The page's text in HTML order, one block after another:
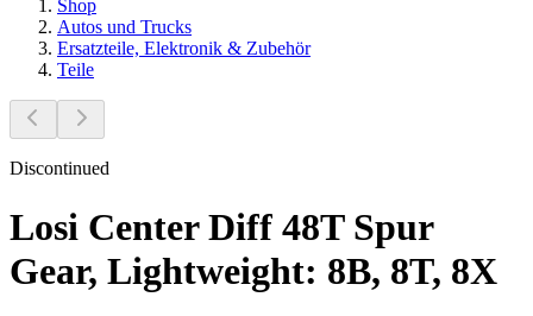
Shop
Autos und Trucks
Ersatzteile, Elektronik & Zubehör
Teile
Discontinued
Losi Center Diff 48T Spur
Gear, Lightweight: 8B, 8T, 8X